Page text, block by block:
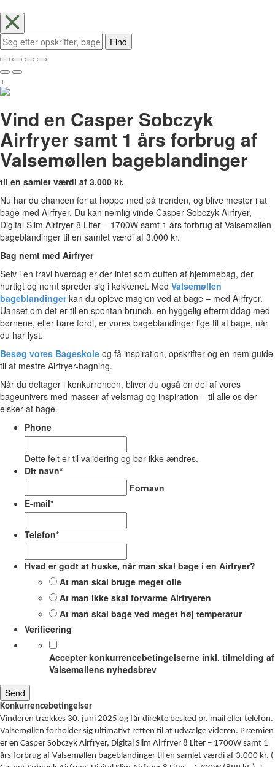
Find
+
Vind en Casper Sobczyk
Airfryer samt 1 års forbrug af
Valsemøllen bageblandinger
til en samlet værdi af 3.000 kr.
Nu har du chancen for at hoppe med på trenden, og blive mester i at
bage med Airfryer. Du kan nemlig vinde Casper Sobczyk Airfryer,
Digital Slim Airfryer 8 Liter – 1700W samt 1 års forbrug af Valsemøllen
bageblandinger til en samlet værdi af 3.000 kr.
Bag nemt med Airfryer
Selv i en travl hverdag er der intet som duften af hjemmebag, der
hurtigt og nemt spreder sig i køkkenet. Med Valsemøllen
bageblandingerkan du opleve magien ved at bage – med Airfryer.
Uanset om det er til en spontan brunch, en hyggelig eftermiddag med
børnene, eller bare fordi, er vores bageblandinger lige til at bage, når
du har lyst.
Besøg vores Bageskole og få inspiration, opskrifter og en nem guide
til at mestre Airfryer-bagning.
Når du deltager i konkurrencen, bliver du også en del af vores
bageunivers med masser af velsmag og inspiration – til alle os der
elsker at bage.
Phone
Dette felt er til validering og bør ikke ændres.
Dit navn*
Fornavn
E-mail*
Telefon*
Hvad er godt at huske, når man skal bage i en Airfryer?
At man skal bruge meget olie
At man ikke skal forvarme Airfryeren
At man skal bage ved meget høj temperatur
Verificering
Accepter konkurrencebetingelserne inkl. tilmelding af
Valsemøllens nyhedsbrev
Konkurrencebetingelser
Vinderen trækkes 30. juni 2025 og får direkte besked pr. mail eller telefon.
Valsemøllen forholder sig ultimativt retten til at udvælge videren. Præmien
er en Casper Sobczyk Airfryer, Digital Slim Airfryer 8 Liter – 1700W samt 1
års forbrug af Valsemøllen bageblandinger til en samlet værdi af 3.000 kr. (